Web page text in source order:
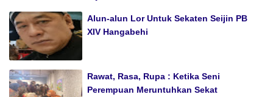
Alun-alun Lor Untuk Sekaten Seijin PB
XIV Hangabehi
Rawat, Rasa, Rupa : Ketika Seni
Perempuan Meruntuhkan Sekat